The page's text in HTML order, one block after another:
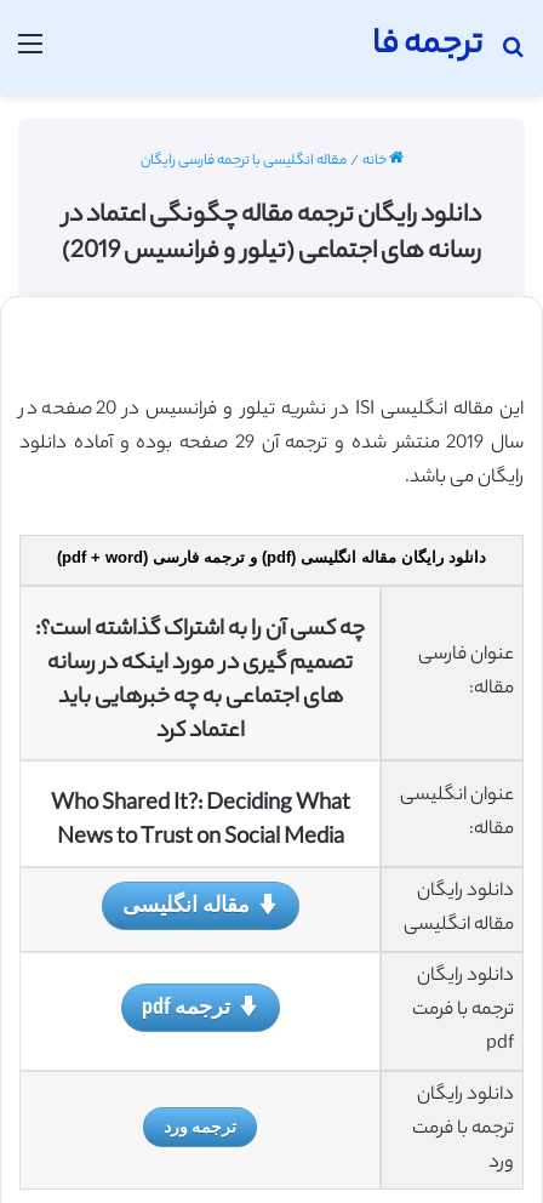
ترجمه فا
جستجو برای
خانه/مقاله انگلیسی با ترجمه فارسی رایگان
دانلود رایگان ترجمه مقاله چگونگی اعتماد در
رسانه های اجتماعی (تیلور و فرانسیس 2019)
این مقاله انگلیسی ISI در نشریه تیلور و فرانسیس در 20 صفحه در
سال 2019 منتشر شده و ترجمه آن 29 صفحه بوده و آماده دانلود
رایگان می باشد.
دانلود رایگان مقاله انگلیسی (pdf) و ترجمه فارسی (pdf + word)
عنوان فارسی
مقاله:
چه کسی آن را به اشتراک گذاشته است؟:
تصمیم گیری در مورد اینکه در رسانه
های اجتماعی به چه خبرهایی باید
اعتماد کرد
عنوان انگلیسی
مقاله:
Who Shared It?: Deciding What
News to Trust on Social Media
دانلود رایگان
مقاله انگلیسی
مقاله انگلیسی
دانلود رایگان
ترجمه با فرمت
pdf
ترجمه pdf
دانلود رایگان
ترجمه با فرمت
ورد
ترجمه ورد